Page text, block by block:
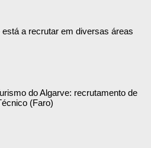
está a recrutar em diversas áreas
do Algarve: recrutamento de
(Faro)